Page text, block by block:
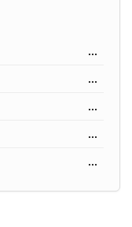
...
...
...
...
...